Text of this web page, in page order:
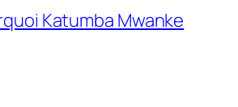
Katumba Mwanke